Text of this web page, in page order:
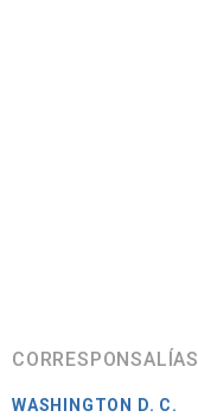
CORRESPONSALÍAS
WASHINGTON D. C.